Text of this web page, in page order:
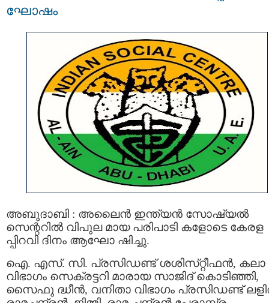
ഘോഷം
അബുദാബി : അലൈന്‍ ഇന്ത്യൻ സോഷ്യൽ
സെന്ററില്‍ വിപുല മായ പരിപാടി കളോടെ കേരള
പ്പിറവി ദിനം ആഘോ ഷിച്ചു.
ഐ. എസ്. സി. പ്രസിഡണ്ട്​ ശശിസ്​റ്റീഫൻ, കലാ
വിഭാഗം സെക്രട്ടറി മാരായ സാജിദ്​ കൊടിഞ്ഞി,
സൈഫു ദ്ധീന്‍, വനിതാ വിഭാഗം പ്രസിഡണ്ട്